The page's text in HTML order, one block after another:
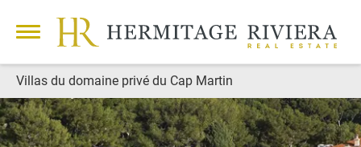
Villas du domaine privé du Cap Martin